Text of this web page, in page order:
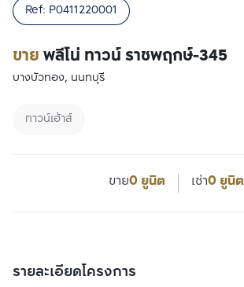
ขายพลีโน่ ทาวน์ ราชพฤกษ์-345
Ref: P0411220001
บางบัวทอง, นนทบุรี
ทาวน์เฮ้าส์
ขาย0 ยูนิต เช่า0 ยูนิต
รายละเอียดโครงการ